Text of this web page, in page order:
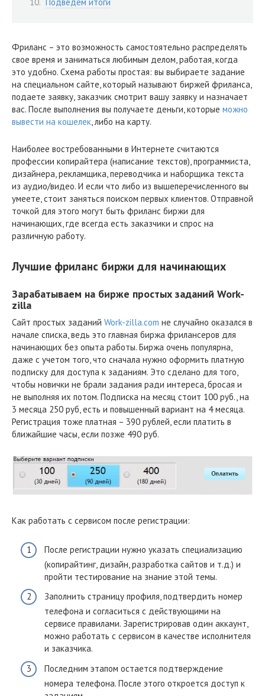
Фриланс – это возможность самостоятельно распределять
свое время и заниматься любимым делом, работая, когда
это удобно. Схема работы простая: вы выбираете задание
на специальном сайте, который называют биржей фриланса,
подаете заявку, заказчик смотрит вашу заявку и назначает
вас. После выполнения вы получаете деньги, которые можно
вывести на кошелек, либо на карту.
Наиболее востребованными в Интернете считаются
профессии копирайтера (написание текстов), программиста,
дизайнера, рекламщика, переводчика и наборщика текста
из аудио/видео. И если что либо из вышеперечисленного вы
умеете, стоит заняться поиском первых клиентов. Отправной
точкой для этого могут быть фриланс биржи для
начинающих, где всегда есть заказчики и спрос на
различную работу.
Лучшие фриланс биржи для начинающих
Зарабатываем на бирже простых заданий Work-
zilla
Сайт простых заданий Work-zilla.com не случайно оказался в
начале списка, ведь это главная биржа фрилансеров для
начинающих без опыта работы. Биржа очень популярна,
даже с учетом того, что сначала нужно оформить платную
подписку для доступа к заданиям. Это сделано для того,
чтобы новички не брали задания ради интереса, бросая и
не выполняя их потом. Подписка на месяц стоит 100 руб., на
3 месяца 250 руб, есть и повышенный вариант на 4 месяца.
Регистрация тоже платная – 390 рублей, если платить в
ближайшие часы, если позже 490 руб.
Как работать с сервисом после регистрации:
После регистрации нужно указать специализацию
(копирайтинг, дизайн, разработка сайтов и т.д.) и
пройти тестирование на знание этой темы.
Заполнить страницу профиля, подтвердить номер
телефона и согласиться с действующими на
сервисе правилами. Зарегистрировав один аккаунт,
можно работать с сервисом в качестве исполнителя
и заказчика.
Последним этапом остается подтверждение
номера телефона. После этого откроется доступ к